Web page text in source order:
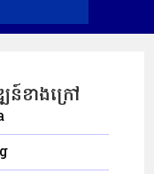
ន៍ខាងក្រៅ